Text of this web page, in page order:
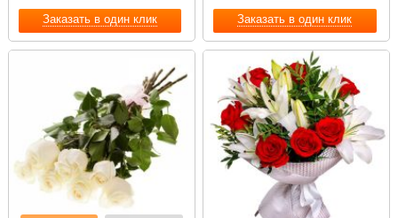
Заказать в один клик Заказать в один клик